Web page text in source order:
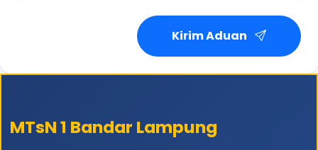
Kirim Aduan
MTsN 1 Bandar Lampung